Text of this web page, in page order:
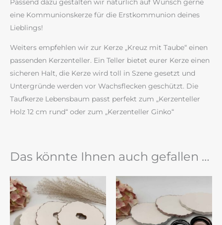
Passend dazu gestalten wir natürlich auf Wunsch gerne
eine Kommunionskerze für die Erstkommunion deines
Lieblings!
Weiters empfehlen wir zur Kerze „Kreuz mit Taube“ einen
passenden Kerzenteller. Ein Teller bietet eurer Kerze einen
sicheren Halt, die Kerze wird toll in Szene gesetzt und
Untergründe werden vor Wachsflecken geschützt. Die
Taufkerze Lebensbaum passt perfekt zum „Kerzenteller
Holz 12 cm rund“ oder zum „Kerzenteller Ginko“
Das könnte Ihnen auch gefallen …